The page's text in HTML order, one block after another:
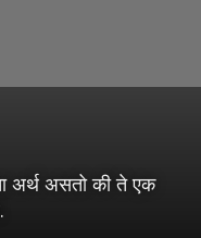
अर्थ असतो की ते एक